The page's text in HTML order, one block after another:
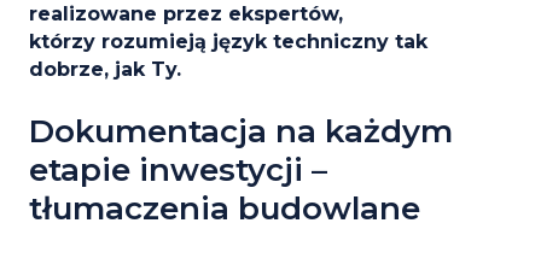
realizowane przez ekspertów,
którzy rozumieją język techniczny tak
dobrze, jak Ty.
Dokumentacja na każdym
etapie inwestycji –
tłumaczenia budowlane